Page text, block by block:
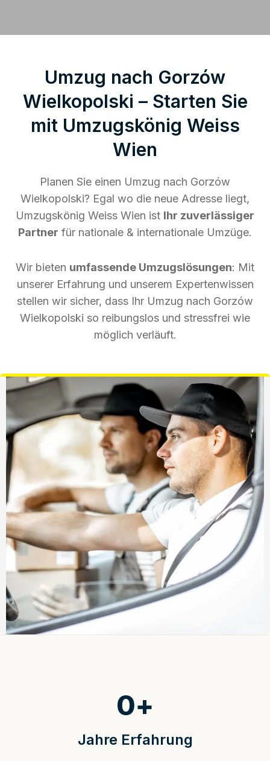
Umzug nach Gorzów
Wielkopolski – Starten Sie
mit Umzugskönig Weiss
Wien
Planen Sie einen Umzug nach Gorzów
Wielkopolski? Egal wo die neue Adresse liegt,
Umzugskönig Weiss Wien ist Ihr zuverlässiger
Partner für nationale & internationale Umzüge.
Wir bieten umfassende Umzugslösungen: Mit
unserer Erfahrung und unserem Expertenwissen
stellen wir sicher, dass Ihr Umzug nach Gorzów
Wielkopolski so reibungslos und stressfrei wie
möglich verläuft.
Jahre Erfahrung
0+